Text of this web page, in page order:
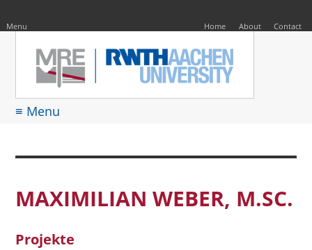
≡ Menu
MAXIMILIAN WEBER, M.SC.
Projekte
Menu Home About Contact